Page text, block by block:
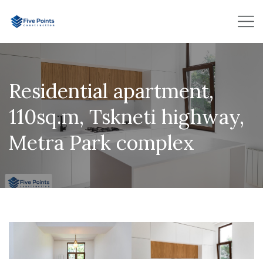
Residential apartment,
110sq.m, Tskneti highway,
Metra Park complex